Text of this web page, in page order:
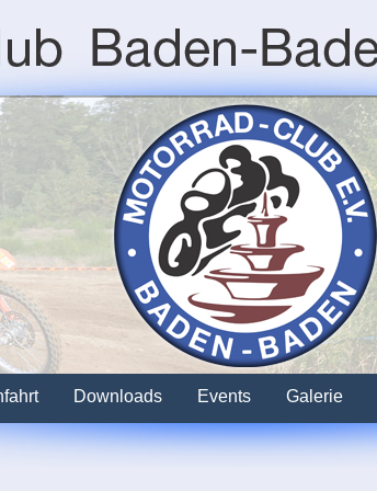
Downloads Events Galerie